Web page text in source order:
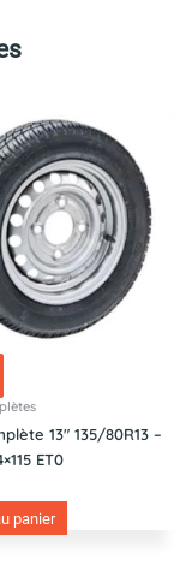
13″ 135/80R13 –
ET0
panier